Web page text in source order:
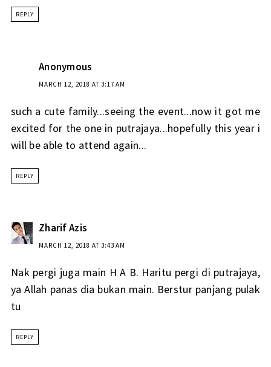
REPLY
Anonymous
MARCH 12, 2018 AT 3:17 AM
such a cute family...seeing the event...now it got me
excited for the one in putrajaya...hopefully this year i
will be able to attend again...
REPLY
Zharif Azis
MARCH 12, 2018 AT 3:43 AM
Nak pergi juga main H A B. Haritu pergi di putrajaya,
ya Allah panas dia bukan main. Berstur panjang pulak
tu
REPLY